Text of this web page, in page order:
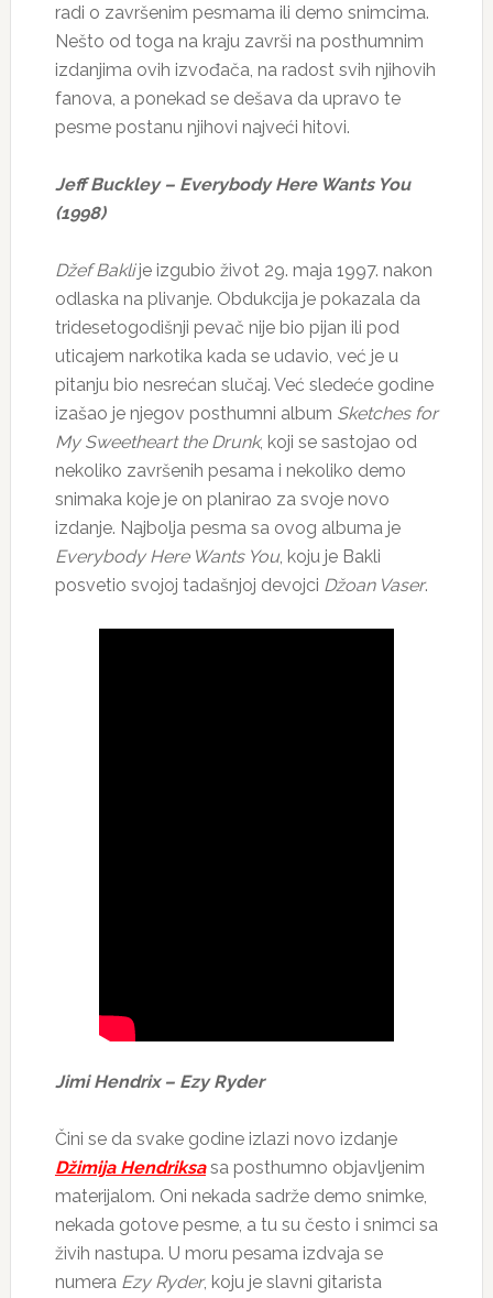
radi o završenim pesmama ili demo snimcima.
Nešto od toga na kraju završi na posthumnim
izdanjima ovih izvođača, na radost svih njihovih
fanova, a ponekad se dešava da upravo te
pesme postanu njihovi najveći hitovi.
Jeff Buckley – Everybody Here Wants You
(1998)
Džef Baklije izgubio život 29. maja 1997. nakon
odlaska na plivanje. Obdukcija je pokazala da
tridesetogodišnji pevač nije bio pijan ili pod
uticajem narkotika kada se udavio, već je u
pitanju bio nesrećan slučaj. Već sledeće godine
izašao je njegov posthumni album Sketches for
My Sweetheart the Drunk, koji se sastojao od
nekoliko završenih pesama i nekoliko demo
snimaka koje je on planirao za svoje novo
izdanje. Najbolja pesma sa ovog albuma je
Everybody Here Wants You, koju je Bakli
posvetio svojoj tadašnjoj devojci Džoan Vaser.
Jimi Hendrix – Ezy Ryder
Čini se da svake godine izlazi novo izdanje
Džimija Hendriksasa posthumno objavljenim
materijalom. Oni nekada sadrže demo snimke,
nekada gotove pesme, a tu su često i snimci sa
živih nastupa. U moru pesama izdvaja se
numera Ezy Ryder, koju je slavni gitarista